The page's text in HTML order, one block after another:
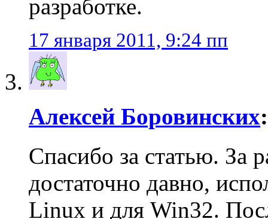
разработке.
17 января 2011, 9:24 пп
Алексей Боровинских:
Спасибо за статью. За
достаточно давно,
Linux и для Win32.